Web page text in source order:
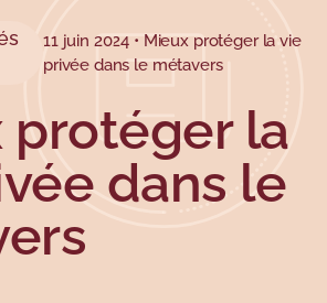
secondaire
principal
11 juin 2024 • Mieux protéger la vie
privée dans le métavers
protéger la
dans le